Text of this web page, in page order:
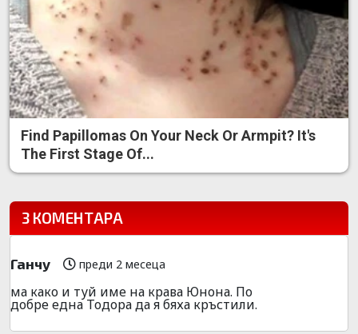
Find Papillomas On Your Neck Or Armpit? It's
The First Stage Of...
3 КОМЕНТАРА
Ганчу преди 2 месеца
ма како и туй име на крава Юнона. По
добре една Тодора да я бяха кръстили.